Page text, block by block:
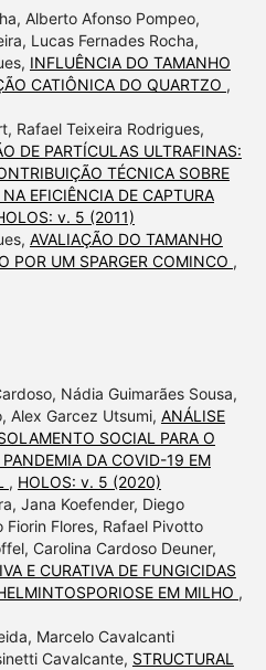
Alberto Afonso Pompeo,
Lucas Fernades Rocha,
INFLUÊNCIA DO TAMANHO
CATIÔNICA DO QUARTZO ,
Rafael Teixeira Rodrigues,
DE PARTÍCULAS ULTRAFINAS:
TÉCNICA SOBRE
EFICIÊNCIA DE CAPTURA
v. 5 (2011)
AVALIAÇÃO DO TAMANHO
POR UM SPARGER COMINCO ,
Nádia Guimarães Sousa,
Alex Garcez Utsumi, ANÁLISE
SOCIAL PARA O
DA COVID-19 EM
, HOLOS: v. 5 (2020)
Jana Koefender, Diego
Fiorin Flores, Rafael Pivotto
Carolina Cardoso Deuner,
E CURATIVA DE FUNGICIDAS
EM MILHO ,
Marcelo Cavalcanti
Cavalcante, STRUCTURAL